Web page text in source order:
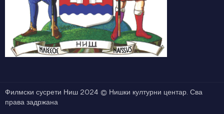
Филмски сусрети Ниш 2024 © Нишки културни центар. Сва
права задржана